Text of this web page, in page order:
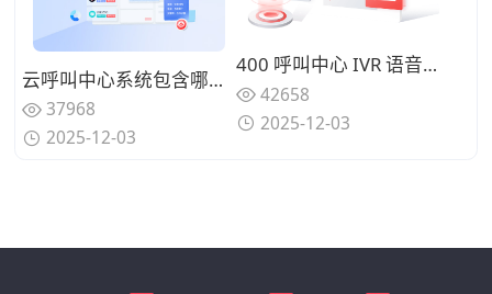
云呼叫中心系统包含哪些核心功能？能否满足企业全场景需求？
37968
2025-12-03
400 呼叫中心 IVR 语音导航：电商售后 15 个常见问题分流设计
42658
2025-12-03